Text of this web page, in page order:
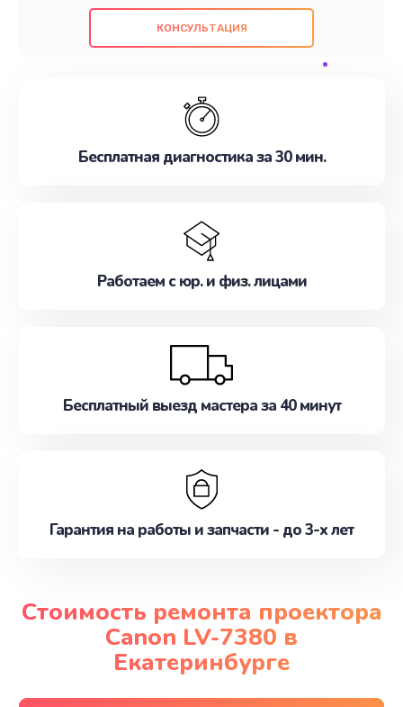
также гарантируем качество всех
проведенных работ. Наша цель - предоставить
наилучшим образом. Не медлите записаться на
КОНСУЛЬТАЦИЯ
Бесплатная диагностика за 30 мин.
Работаем с юр. и физ. лицами
Бесплатный выезд мастера за 40 минут
Гарантия на работы и запчасти - до 3-х лет
Стоимость ремонта проектора
Canon LV-7380 в
Екатеринбурге